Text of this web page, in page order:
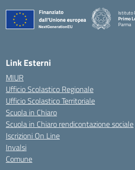
Istituto
Primo
Parma
Link Esterni
MIUR
Ufficio Scolastico Regionale
Ufficio Scolastico Territoriale
Scuola in Chiaro
Scuola in Chiaro rendicontazione sociale
Iscrizioni On Line
Invalsi
Comune